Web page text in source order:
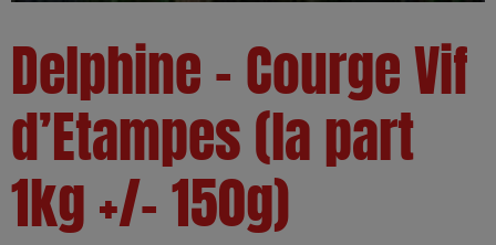
Delphine – Courge Vif
d’Etampes (la part
1kg +/- 150g)